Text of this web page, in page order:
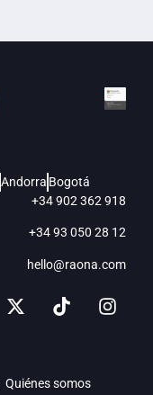
Andorra Bogotá
+34 902 362 918
+34 93 050 28 12
hello@raona.com
Quiénes somos